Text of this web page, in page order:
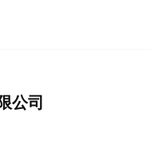
公司